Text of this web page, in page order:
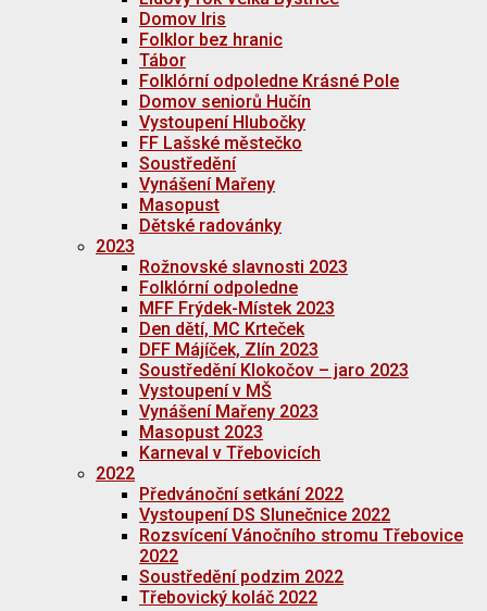
Domov Iris
Folklor bez hranic
Tábor
Folklórní odpoledne Krásné Pole
Domov seniorů Hučín
Vystoupení Hlubočky
FF Lašské městečko
Soustředění
Vynášení Mařeny
Masopust
Dětské radovánky
2023
Rožnovské slavnosti 2023
Folklórní odpoledne
MFF Frýdek-Místek 2023
Den dětí, MC Krteček
DFF Májíček, Zlín 2023
Soustředění Klokočov – jaro 2023
Vystoupení v MŠ
Vynášení Mařeny 2023
Masopust 2023
Karneval v Třebovicích
2022
Předvánoční setkání 2022
Vystoupení DS Slunečnice 2022
Rozsvícení Vánočního stromu Třebovice
2022
Soustředění podzim 2022
Třebovický koláč 2022